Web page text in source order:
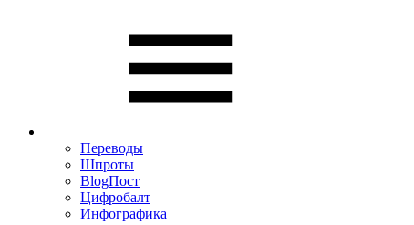
Переводы
Шпроты
BlogПост
Цифробалт
Инфографика